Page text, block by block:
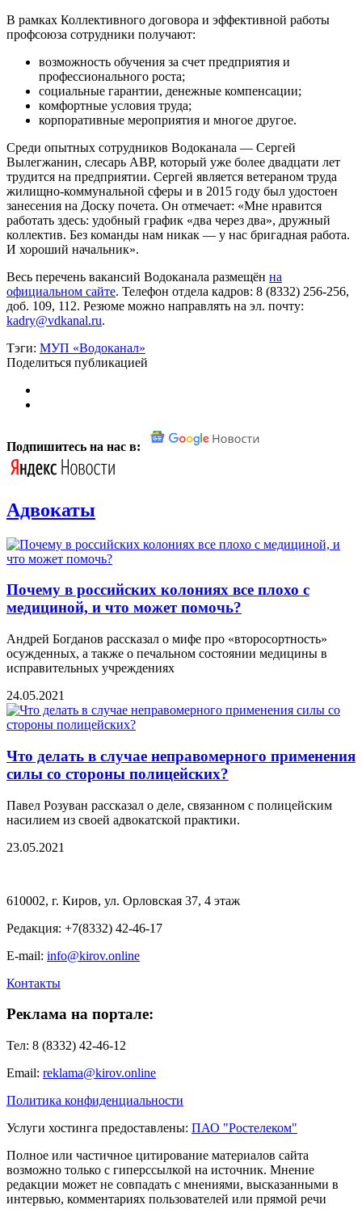
В рамках Коллективного договора и эффективной работы
профсоюза сотрудники получают:
возможность обучения за счет предприятия и
профессионального роста;
социальные гарантии, денежные компенсации;
комфортные условия труда;
корпоративные мероприятия и многое другое.
Среди опытных сотрудников Водоканала — Сергей
Вылегжанин, слесарь АВР, который уже более двадцати лет
трудится на предприятии. Сергей является ветераном труда
жилищно-коммунальной сферы и в 2015 году был удостоен
занесения на Доску почета. Он отмечает: «Мне нравится
работать здесь: удобный график «два через два», дружный
коллектив. Без команды нам никак — у нас бригадная работа.
И хороший начальник».
Весь перечень вакансий Водоканала размещён на
официальном сайте. Телефон отдела кадров: 8 (8332) 256-256,
доб. 109, 112. Резюме можно направлять на эл. почту:
kadry@vdkanal.ru.
Тэги: МУП «Водоканал»
Поделиться публикацией
Подпишитесь на нас в:
Адвокаты
Почему в российских колониях все плохо с
медициной, и что может помочь?
Андрей Богданов рассказал о мифе про «второсортность»
осужденных, а также о печальном состоянии медицины в
исправительных учреждениях
24.05.2021
Что делать в случае неправомерного применения
силы со стороны полицейских?
Павел Розуван рассказал о деле, связанном с полицейским
насилием из своей адвокатской практики.
23.05.2021
610002, г. Киров, ул. Орловская 37, 4 этаж
Редакция: +7(8332) 42-46-17
E-mail: info@kirov.online
Контакты
Реклама на портале:
Тел: 8 (8332) 42-46-12
Email: reklama@kirov.online
Политика конфиденциальности
Услуги хостинга предоставлены: ПАО "Ростелеком"
Полное или частичное цитирование материалов сайта
возможно только с гиперссылкой на источник. Мнение
редакции может не совпадать с мнениями, высказанными в
интервью, комментариях пользователей или прямой речи